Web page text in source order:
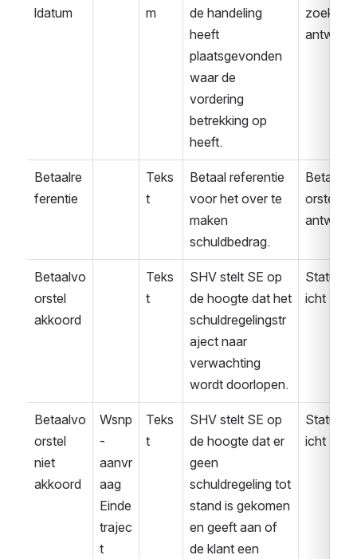
ldatum
m
de handeling
heeft
plaatsgevonden
waar de
vordering
betrekking op
heeft.
zoek
Betaalre
ferentie
Teks
t
Betaal referentie
voor het over te
maken
schuldbedrag.
Betaalvo
orstel
Betaalvo
orstel
akkoord
Teks
t
SHV stelt SE op
de hoogte dat het
schuldregelingstr
aject naar
verwachting
wordt doorlopen.
icht
Betaalvo
orstel
niet
akkoord
Wsnp
-
aanvr
aag
Einde
trajec
t
Teks
t
SHV stelt SE op
de hoogte dat er
geen
schuldregeling tot
stand is gekomen
en geeft aan of
de klant een
icht